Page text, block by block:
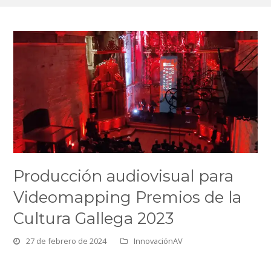
Producción audiovisual para
Videomapping Premios de la
Cultura Gallega 2023
27 de febrero de 2024 InnovaciónAV